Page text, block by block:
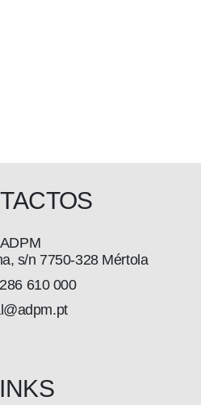
ADPM
s/n 7750-328 Mértola
610 000